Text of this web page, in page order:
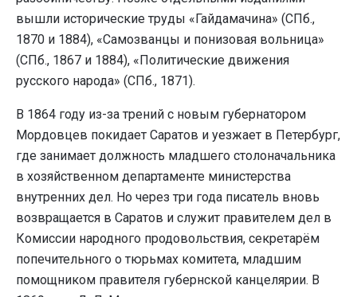
вышли исторические труды «Гайдамачина» (СПб.,
1870 и 1884), «Самозванцы и понизовая вольница»
(СПб., 1867 и 1884), «Политические движения
русского народа» (СПб., 1871).
В 1864 году из-за трений с новым губернатором
Мордовцев покидает Саратов и уезжает в Петербург,
где занимает должность младшего столоначальника
в хозяйственном департаменте министерства
внутренних дел. Но через три года писатель вновь
возвращается в Саратов и служит правителем дел в
Комиссии народного продовольствия, секретарём
попечительного о тюрьмах комитета, младшим
помощником правителя губернской канцелярии. В